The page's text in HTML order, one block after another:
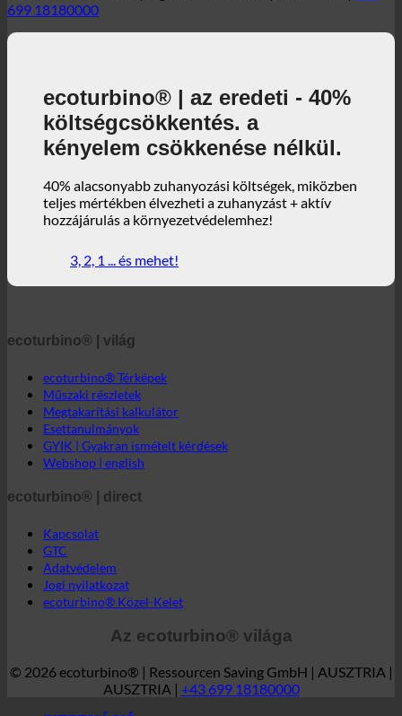
699 18180000
ecoturbino® | az eredeti - 40%
költségcsökkentés. a
kényelem csökkenése nélkül.
40% alacsonyabb zuhanyozási költségek, miközben
hozzájárulás a környezetvédelemhez!
ecoturbino® | világ
ecoturbino® Térképek
Műszaki részletek
Megtakarítási kalkulátor
Esettanulmányok
Webshop | english
ecoturbino® | direct
Kapcsolat
GTC
Adatvédelem
ecoturbino® Közel-Kelet
Az ecoturbino® világa